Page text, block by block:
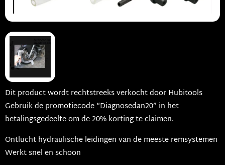
Dit product wordt rechtstreeks verkocht door Hubitools
Gebruik de promotiecode “Diagnosedan20” in het
betalingsgedeelte om de 20% korting te claimen.
Ontlucht hydraulische leidingen van de meeste remsystemen
Werkt snel en schoon